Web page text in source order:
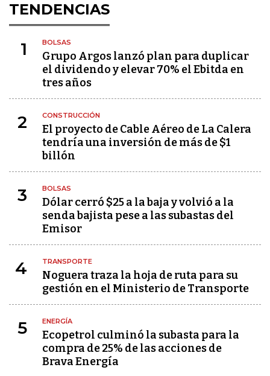
TENDENCIAS
1 BOLSAS
Grupo Argos lanzó plan para duplicar
el dividendo y elevar 70% el Ebitda en
tres años
2 CONSTRUCCIÓN
El proyecto de Cable Aéreo de La Calera
tendría una inversión de más de $1
billón
3 BOLSAS
Dólar cerró $25 a la baja y volvió a la
senda bajista pese a las subastas del
Emisor
4 TRANSPORTE
Noguera traza la hoja de ruta para su
gestión en el Ministerio de Transporte
5 ENERGÍA
Ecopetrol culminó la subasta para la
compra de 25% de las acciones de
Brava Energía